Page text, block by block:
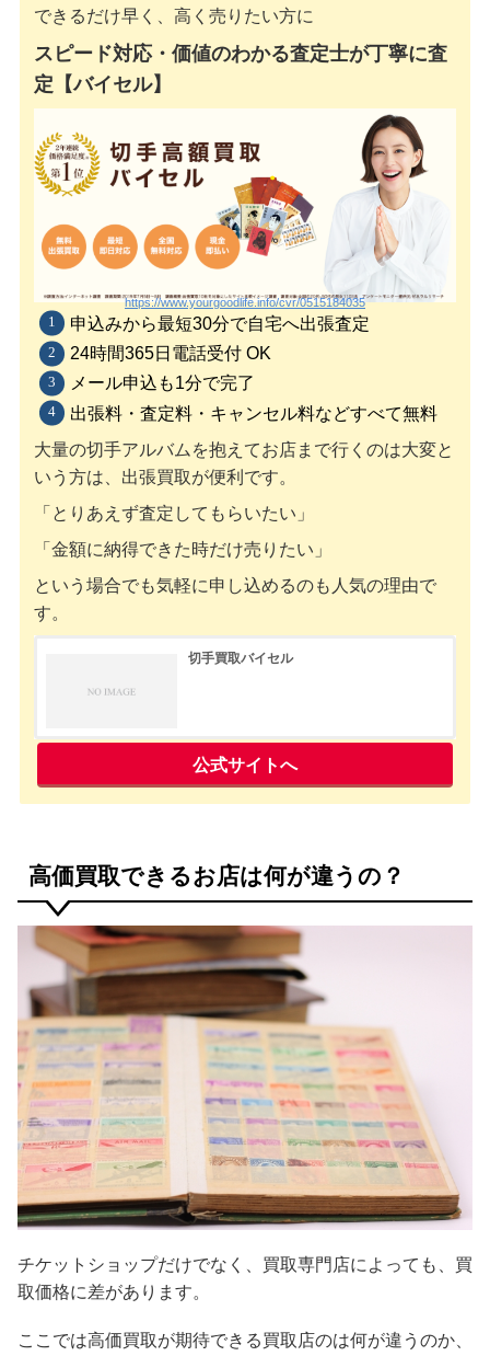
できるだけ早く、高く売りたい方に
スピード対応・価値のわかる査定士が丁寧に査
定【バイセル】
https://www.yourgoodlife.info/cvr/0515184035
申込みから最短30分で自宅へ出張査定
24時間365日電話受付 OK
メール申込も1分で完了
出張料・査定料・キャンセル料などすべて無料
大量の切手アルバムを抱えてお店まで行くのは大変と
いう方は、出張買取が便利です。
「とりあえず査定してもらいたい」
「金額に納得できた時だけ売りたい」
という場合でも気軽に申し込めるのも人気の理由で
す。
切手買取バイセル
公式サイトへ
高価買取できるお店は何が違うの？
チケットショップだけでなく、買取専門店によっても、買
取価格に差があります。
ここでは高価買取が期待できる買取店のは何が違うのか、